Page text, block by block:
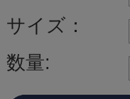
サイズ：
数量: